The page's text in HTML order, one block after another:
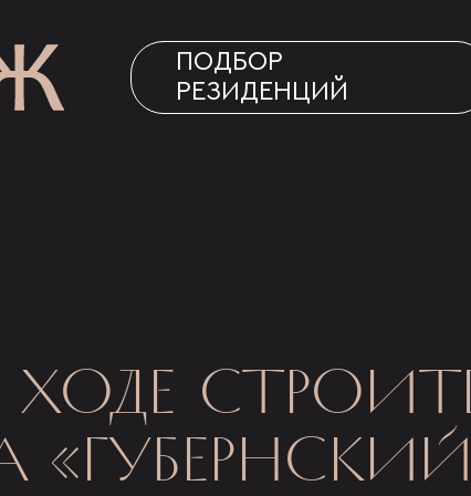
ПОДБОР
РЕЗИДЕНЦИЙ